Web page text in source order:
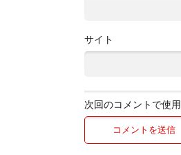
サイト
次回のコメントで使